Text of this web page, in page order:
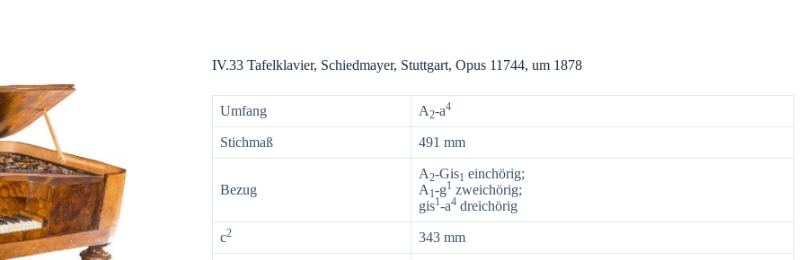
IV.33 Tafelklavier, Schiedmayer, Stuttgart, Opus 11744, um 1878
Umfang A2-a4
Stichmaß 491 mm
Bezug
A2-Gis1 einchörig;
A 1-g1 zweichörig;
gis1-a4 dreichörig
c2 343 mm